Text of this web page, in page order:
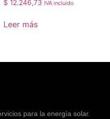
$ 12.246,73 IVA incluido
Leer más
para la energía solar.